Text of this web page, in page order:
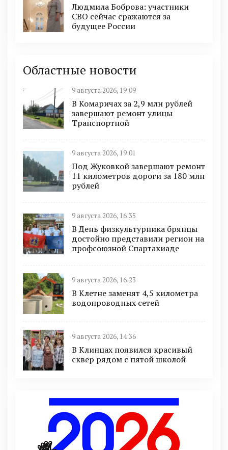
Людмила Боброва: участники
СВО сейчас сражаются за
будущее России
Областные новости
9 августа 2026, 19:09
В Комаричах за 2,9 млн рублей
завершают ремонт улицы
Транспортной
9 августа 2026, 19:01
Под Жуковкой завершают ремонт
11 километров дороги за 180 млн
рублей
9 августа 2026, 16:35
В День физкультурника брянцы
достойно представили регион на
профсоюзной Спартакиаде
9 августа 2026, 16:23
В Клетне заменят 4,5 километра
водопроводных сетей
9 августа 2026, 14:36
В Клинцах появился красивый
сквер рядом с пятой школой